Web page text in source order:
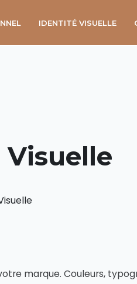
IDENTITÉ VISUELLE
marque. Couleurs,